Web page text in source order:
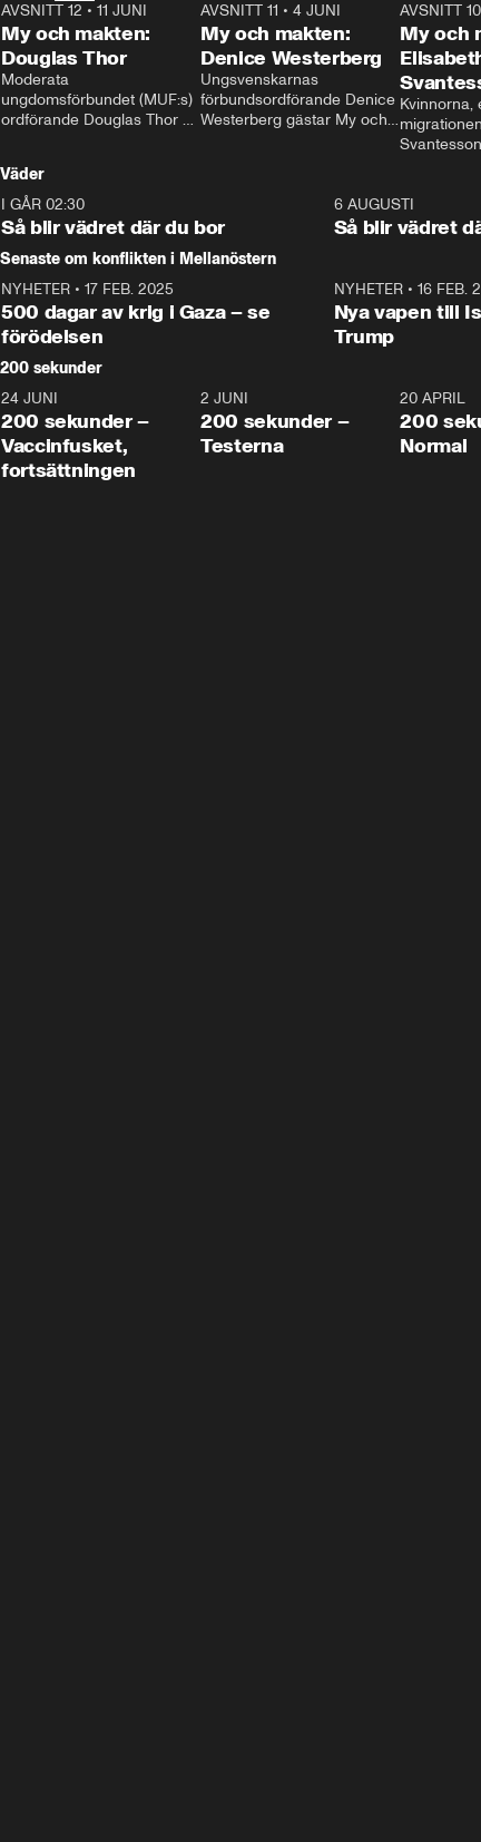
26:27
AVSNITT 12 • 11 JUNI
My och makten:
Douglas Thor
Moderata
ungdomsförbundet (MUF:s)
ordförande Douglas Thor
tonårsutvisningarna och hur
Moderaterna ska locka
väljare till valet i höst.
23:40
AVSNITT 11 •4 JUNI
My och makten:
Denice Westerberg
Ungsvenskarnas
förbundsordförande Denice
Westerberg gästar My och
AVSNITT 10
My och
Kvinnorna,
Väder
I GÅR 02:30
Så blir vädret där du bor
6 AUGUSTI
Så blir vädret
Senaste om konflikten i Mellanöstern
NYHETER • 17 FEB. 2025
500 dagar av krig i Gaza – se
förödelsen
NYHETER• 16 FEB.
Nya vapen till
Trump
200 sekunder
5:00
24 JUNI
200 sekunder –
Vaccinfusket,
fortsättningen
4:23
2 JUNI
200 sekunder –
Testerna
20 APRIL
200
Normal